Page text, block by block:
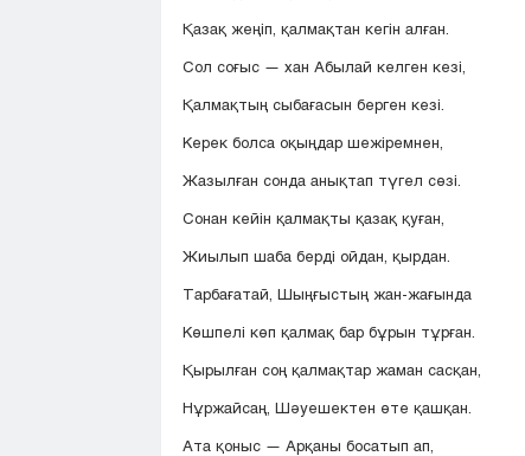
Қазақ жеңіп, қалмақтан кегін алған.
Сол соғыс — хан Абылай келген кезі,
Қалмақтың сыбағасын берген кезі.
Керек болса оқыңдар шежіремнен,
Жазылған сонда анықтап түгел сөзі.
Сонан кейін қалмақты қазақ қуған,
Жиылып шаба берді ойдан, қырдан.
Тарбағатай, Шыңғыстың жан-жағында
Көшпелі көп қалмақ бар бұрын тұрған.
Қырылған соң қалмақтар жаман сасқан,
Нұржайсаң, Шәуешектен өте қашқан.
Ата қоныс — Арқаны босатып ап,